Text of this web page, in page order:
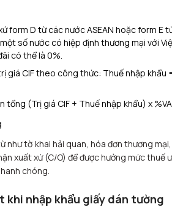
form D từ các nước ASEAN hoặc form E
số nước có hiệp định thương mại với
có thể là 0%.
giá CIF theo công thức: Thuế nhập khẩu
tổng (Trị giá CIF + Thuế nhập khẩu) x
như tờ khai hải quan, hóa đơn thương mại,
xuất xứ (C/O) để được hưởng mức thuế
chóng.
nhập khẩu giấy dán tường